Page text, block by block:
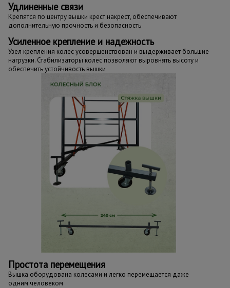
Удлиненные связи
Крепятся по центру вышки крест накрест, обеспечивают
дополнительную прочность и безопасность
Усиленное крепление и надежность
Узел крепления колес усовершенствован и выдерживает большие
нагрузки. Стабилизаторы колес позволяют выровнять высоту и
обеспечить устойчивость вышки
Простота перемещения
Вышка оборудована колесами и легко перемещается даже
одним человеком